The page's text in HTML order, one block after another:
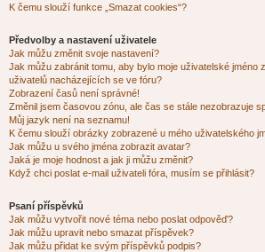
K čemu slouží funkce „Smazat cookies“?
Předvolby a nastavení uživatele
Jak můžu změnit svoje nastavení?
Jak můžu zabránit tomu, aby bylo moje uživatelské jméno
uživatelů nacházejících se ve fóru?
Zobrazení časů není správné!
Změnil jsem časovou zónu, ale čas se stále nezobrazuje
Můj jazyk není na seznamu!
K čemu slouží obrázky zobrazené u mého uživatelského
Jak můžu u svého jména zobrazit avatar?
Jaká je moje hodnost a jak ji můžu změnit?
Když chci poslat e-mail uživateli fóra, musím se přihlásit?
Psaní příspěvků
Jak můžu vytvořit nové téma nebo poslat odpověď?
Jak můžu upravit nebo smazat příspěvek?
Jak můžu přidat ke svým příspěvků podpis?